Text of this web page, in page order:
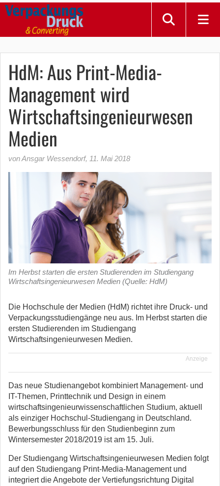
HdM: Aus Print-Media-
Management wird
Wirtschaftsingenieurwesen
Medien
von Ansgar Wessendorf, 11. Mai 2018
Im Herbst starten die ersten Studierenden im Studiengang
Wirtschaftsingenieurwesen Medien (Quelle: HdM)
Die Hochschule der Medien (HdM) richtet ihre Druck- und
Verpackungsstudiengänge neu aus. Im Herbst starten die
ersten Studierenden im Studiengang
Wirtschaftsingenieurwesen Medien.
Anzeige
Das neue Studienangebot kombiniert Management- und
IT-Themen, Printtechnik und Design in einem
wirtschaftsingenieurwissenschaftlichen Studium, aktuell
als einziger Hochschul-Studiengang in Deutschland.
Bewerbungsschluss für den Studienbeginn zum
Wintersemester 2018/2019 ist am 15. Juli.
Der Studiengang Wirtschaftsingenieurwesen Medien folgt
auf den Studiengang Print-Media-Management und
integriert die Angebote der Vertiefungsrichtung Digital